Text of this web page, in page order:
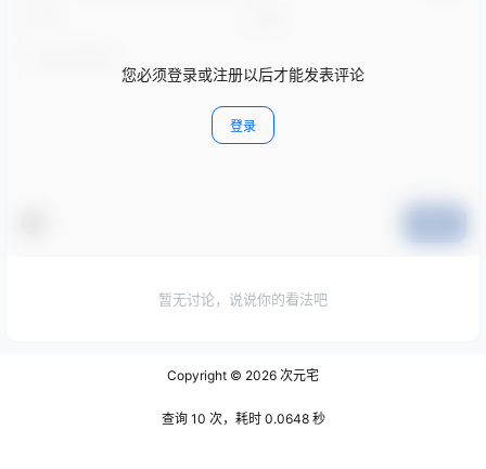
您必须登录或注册以后才能发表评论
登录
暂无讨论，说说你的看法吧
Copyright © 2026 次元宅
查询 10 次，耗时 0.0648 秒